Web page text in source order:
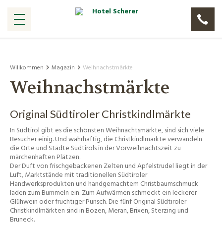
Willkommen Magazin Weihnachstmärkte
Weihnachstmärkte
Original Südtiroler Christkindlmärkte
In Südtirol gibt es die schönsten Weihnachtsmärkte, sind sich viele
Besucher einig. Und wahrhaftig, die Christkindlmärkte verwandeln
die Orte und Städte Südtirols in der Vorweihnachtszeit zu
märchenhaften Plätzen.
Der Duft von frischgebackenen Zelten und Apfelstrudel liegt in der
Luft, Marktstände mit traditionellen Südtiroler
Handwerksprodukten und handgemachtem Christbaumschmuck
laden zum Bummeln ein. Zum Aufwärmen schmeckt ein leckerer
Glühwein oder fruchtiger Punsch. Die fünf Original Südtiroler
Christkindlmärkten sind in Bozen, Meran, Brixen, Sterzing und
Bruneck.